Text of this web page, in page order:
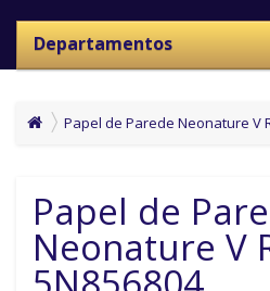
Departamentos
Papel de Parede Neonature V
Papel de
Neonature V